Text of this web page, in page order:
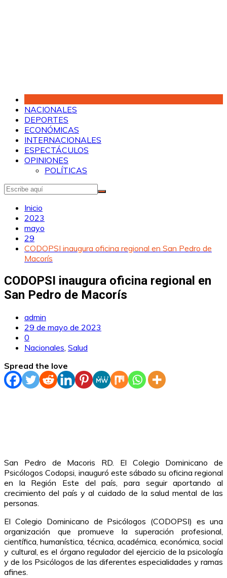
NACIONALES
DEPORTES
ECONÓMICAS
INTERNACIONALES
ESPECTÁCULOS
OPINIONES
POLÍTICAS
Inicio
2023
mayo
29
CODOPSI inaugura oficina regional en San Pedro de
Macorís
CODOPSI inaugura oficina regional en
San Pedro de Macorís
admin
29 de mayo de 2023
0
Nacionales Salud
Spread the love
San Pedro de Macoris RD. El Colegio Dominicano de
Psicólogos Codopsi, inauguró este sábado su oficina regional
en la Región Este del país, para seguir aportando al
crecimiento del país y al cuidado de la salud mental de las
personas.
El Colegio Dominicano de Psicólogos (CODOPSI) es una
organización que promueve la superación profesional,
científica, humanística, técnica, académica, económica, social
y cultural, es el órgano regulador del ejercicio de la psicología
y de los Psicólogos de las diferentes especialidades y ramas
afines.